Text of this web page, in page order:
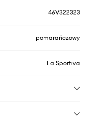
46V322323
pomarańczowy
La Sportiva